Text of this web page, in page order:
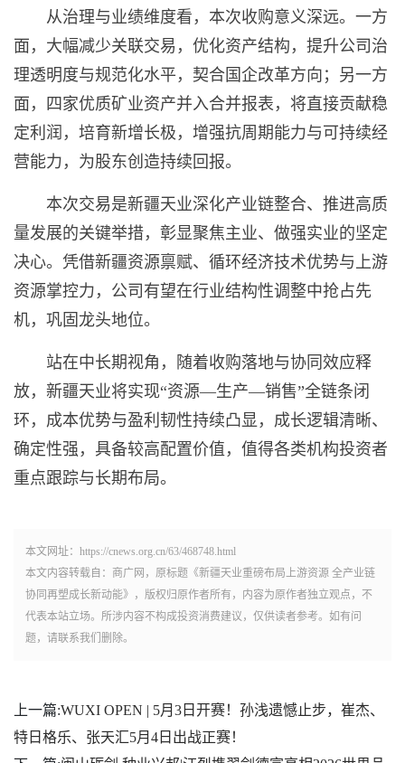
从治理与业绩维度看，本次收购意义深远。一方
面，大幅减少关联交易，优化资产结构，提升公司治
理透明度与规范化水平，契合国企改革方向；另一方
面，四家优质矿业资产并入合并报表，将直接贡献稳
定利润，培育新增长极，增强抗周期能力与可持续经
营能力，为股东创造持续回报。
本次交易是新疆天业深化产业链整合、推进高质
量发展的关键举措，彰显聚焦主业、做强实业的坚定
决心。凭借新疆资源禀赋、循环经济技术优势与上游
资源掌控力，公司有望在行业结构性调整中抢占先
机，巩固龙头地位。
站在中长期视角，随着收购落地与协同效应释
放，新疆天业将实现“资源—生产—销售”全链条闭
环，成本优势与盈利韧性持续凸显，成长逻辑清晰、
确定性强，具备较高配置价值，值得各类机构投资者
重点跟踪与长期布局。
本文网址：https://cnews.org.cn/63/468748.html
本文内容转载自：商广网，原标题《新疆天业重磅布局上游资源 全产业链
协同再塑成长新动能》，版权归原作者所有，内容为原作者独立观点，不
代表本站立场。所涉内容不构成投资消费建议，仅供读者参考。如有问
题，请联系我们删除。
上一篇:WUXI OPEN | 5月3日开赛！孙浅遗憾止步，崔杰、
特日格乐、张天汇5月4日出战正赛！